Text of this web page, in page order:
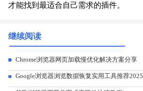
才能找到最适合自己需求的插件。
继续阅读
Chrome浏览器网页加载慢优化解决方案分享
Google浏览器浏览数据恢复实用工具推荐2025